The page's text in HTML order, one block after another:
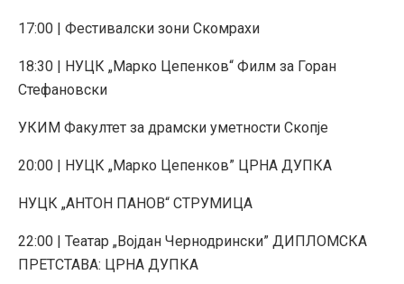
17:00 | Фестивалски зони Скомрахи
18:30 | НУЦК „Марко Цепенков“ Филм за Горан
Стефановски
УКИМ Факултет за драмски уметности Скопје
20:00 | НУЦК „Марко Цепенков” ЦРНА ДУПКА
НУЦК „АНТОН ПАНОВ“ СТРУМИЦА
22:00 | Театар „Војдан Чернодрински” ДИПЛОМСКА
ПРЕТСТАВА: ЦРНА ДУПКА